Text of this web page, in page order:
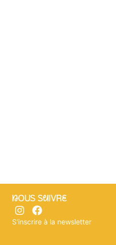
nOUS SuIVRe
S'inscrire à la newsletter